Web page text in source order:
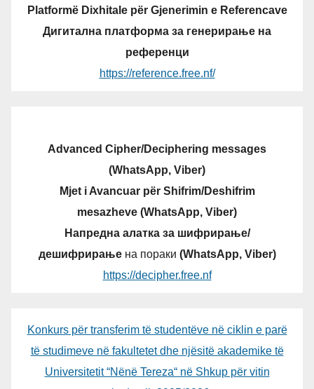
Platformë Dixhitale për Gjenerimin e Referencave
Дигитална платформа за генерирање на
референци
https://reference.free.nf/
Advanced Cipher/Deciphering messages
(WhatsApp, Viber)
Mjet i Avancuar për Shifrim/Deshifrim
mesazheve (WhatsApp, Viber)
Напредна алатка за шифрирање/
дешифрирањена пораки (WhatsApp, Viber)
https://decipher.free.nf
Konkurs për transferim të studentëve në ciklin e parë
të studimeve në fakultetet dhe njësitë akademike të
Universitetit “Nënë Tereza“ në Shkup për vitin